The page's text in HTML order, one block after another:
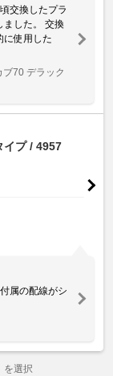
交換したプラ
ました。 交換
に使用した
ブ70 デラック
イプ / 4957
属の配線がシ
を選択